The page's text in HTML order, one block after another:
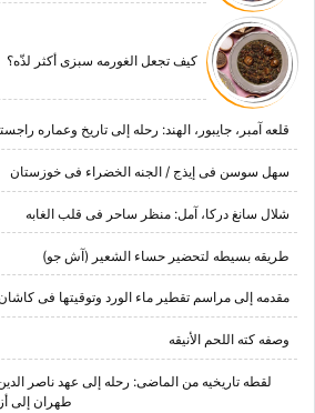
کیف تجعل الغورمه سبزی أکثر لذّه؟
قلعه آمبر، جایبور، الهند: رحله إلى تاریخ وعماره
سهل سوسن فی إیذج / الجنه الخضراء فی خوزستان
شلال سانغ درکا، آمل: منظر ساحر فی قلب الغابه
طریقه بسیطه لتحضیر حساء الشعیر (آش جو)
مقدمه إلى مراسم تقطیر ماء الورد وتوقیتها فی
وصفه کته اللحم الأنیقه
لقطه تاریخیه من الماضی: رحله إلى عهد ناصر
طهران إلى